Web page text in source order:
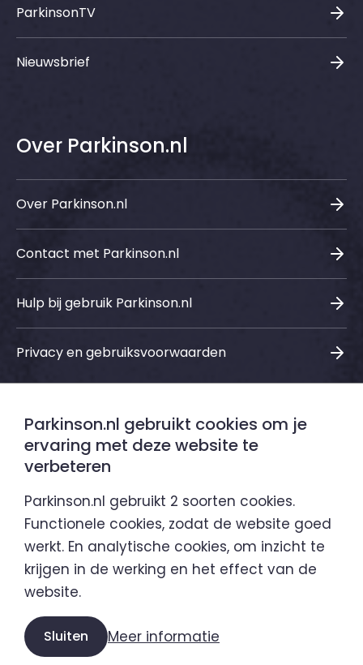
ParkinsonTV
Nieuwsbrief
Over Parkinson.nl
Over Parkinson.nl
Contact met Parkinson.nl
Hulp bij gebruik Parkinson.nl
Privacy en gebruiksvoorwaarden
Sociale media
Parkinson.nl is een initiatief van
Parkinson.nl gebruikt cookies om je
ervaring met deze website te
verbeteren
Parkinson.nl gebruikt 2 soorten cookies.
Functionele cookies, zodat de website goed
werkt. En analytische cookies, om inzicht te
krijgen in de werking en het effect van de
website.
Sluiten Meer informatie